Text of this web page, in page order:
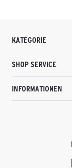
KATEGORIE
SHOP SERVICE
INFORMATIONEN